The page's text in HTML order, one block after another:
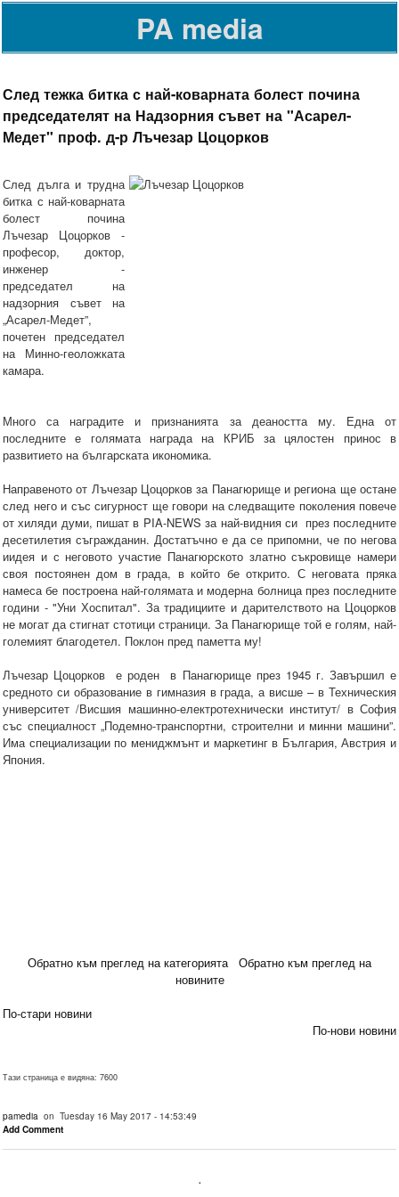
PA media
След тежка битка с най-коварната болест почина
председателят на Надзорния съвет на "Асарел-
Медет" проф. д-р Лъчезар Цоцорков
След дълга и трудна
битка с най-коварната
болест почина
Лъчезар Цоцорков -
професор, доктор,
инженер -
председател на
надзорния съвет на
„Асарел-Медет”,
почетен председател
на Минно-геоложката
камара.
Много са наградите и признанията за деаността му. Една от
последните е голямата награда на КРИБ за цялостен принос в
развитието на българската икономика.
Направеното от Лъчезар Цоцорков за Панагюрище и региона ще остане
след него и със сигурност ще говори на следващите поколения повече
от хиляди думи, пишат в PIA-NEWS за най-видния си през последните
десетилетия съгражданин. Достатъчно е да се припомни, че по негова
иидея и с неговото участие Панагюрското златно съкровище намери
своя постоянен дом в града, в който бе открито. С неговата пряка
намеса бе построена най-голямата и модерна болница през последните
години - "Уни Хоспитал". За традициите и дарителството на Цоцорков
не могат да стигнат стотици страници. За Панагюрище той е голям, най-
големият благодетел. Поклон пред паметта му!
Лъчезар Цоцорков е роден в Панагюрище през 1945 г. Завършил е
средното си образование в гимназия в града, а висше – в Техническия
университет /Висшия машинно-електротехнически институт/ в София
със специалност „Подемно-транспортни, строителни и минни машини”.
Има специализации по мениджмънт и маркетинг в България, Австрия и
Япония.
Обратно към преглед на категорията
Обратно към преглед на
новините
По-стари новини
По-нови новини
Тази страница е видяна: 7600
pamedia on Tuesday 16 May 2017 - 14:53:49
Add Comment
.